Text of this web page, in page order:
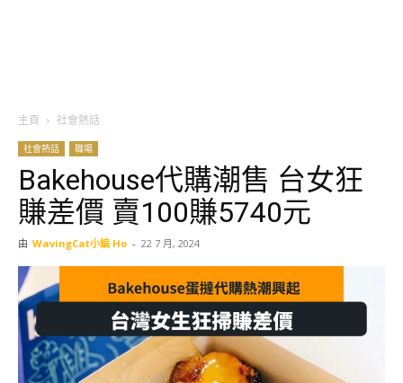
主頁 社會熱話
社會熱話 職場
Bakehouse代購潮售 台女狂
賺差價 賣100賺5740元
由 WavingCat小編 Ho - 22 7 月, 2024